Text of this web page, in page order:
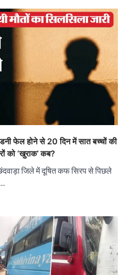
फेल होने से 20 दिन में सात बच्चों की
को ‘खुराक’ कब?
जिले में दूषित कफ सिरप से पिछले